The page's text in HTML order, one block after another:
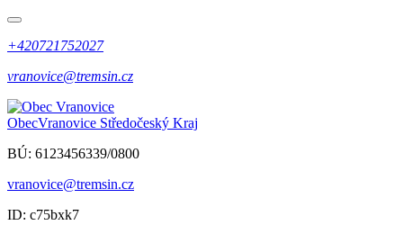
+420721752027
vranovice@tremsin.cz
ObecVranovice Středočeský Kraj
BÚ: 6123456339/0800
vranovice@tremsin.cz
ID: c75bxk7